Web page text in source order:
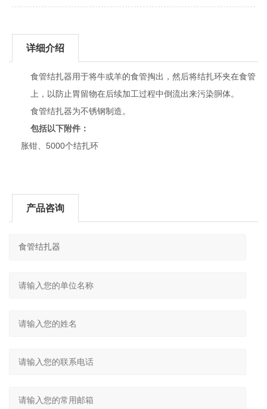
详细介绍
食管结扎器用于将牛或羊的食管掏出，然后将结扎环夹在食管
上，以防止胃留物在后续加工过程中倒流出来污染胴体。
食管结扎器为不锈钢制造。
包括以下附件：
胀钳、5000个结扎环
产品咨询